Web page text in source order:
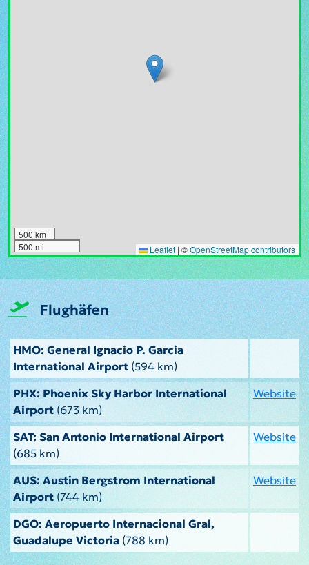
500 km
500 mi
Leaflet | ©OpenStreetMap contributors
Flughäfen
HMO: General Ignacio P. Garcia
International Airport (594 km)
PHX: Phoenix Sky Harbor International
Airport(673 km)
Website
SAT: San Antonio International Airport
(685 km)
Website
AUS: Austin Bergstrom International
Airport(744 km)
Website
DGO: Aeropuerto Internacional Gral,
Guadalupe Victoria (788 km)